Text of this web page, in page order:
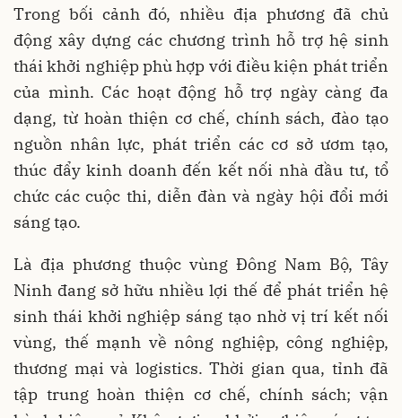
Trong bối cảnh đó, nhiều địa phương đã chủ
động xây dựng các chương trình hỗ trợ hệ sinh
thái khởi nghiệp phù hợp với điều kiện phát triển
của mình. Các hoạt động hỗ trợ ngày càng đa
dạng, từ hoàn thiện cơ chế, chính sách, đào tạo
nguồn nhân lực, phát triển các cơ sở ươm tạo,
thúc đẩy kinh doanh đến kết nối nhà đầu tư, tổ
chức các cuộc thi, diễn đàn và ngày hội đổi mới
sáng tạo.
Là địa phương thuộc vùng Đông Nam Bộ, Tây
Ninh đang sở hữu nhiều lợi thế để phát triển hệ
sinh thái khởi nghiệp sáng tạo nhờ vị trí kết nối
vùng, thế mạnh về nông nghiệp, công nghiệp,
thương mại và logistics. Thời gian qua, tỉnh đã
tập trung hoàn thiện cơ chế, chính sách; vận